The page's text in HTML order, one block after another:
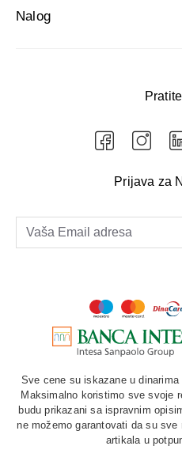
Nalog
Prijava za
Sve cene su iskazane u
Maksimalno koristimo sve svoje
budu prikazani sa ispravnim
ne možemo garantovati da su
artikala u